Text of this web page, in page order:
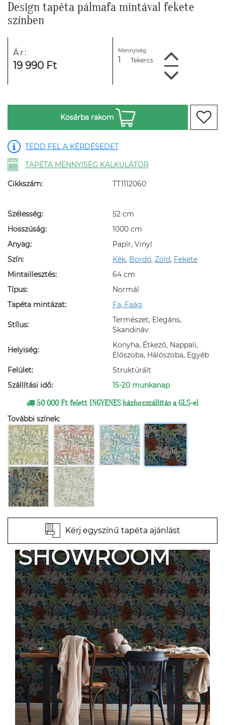
Design tapéta pálmafa mintával fekete
színben
Ár:
19 990 Ft
Mennyiség:
Tekercs
Kosárba rakom
TEDD FEL A KÉRDÉSEDET
TAPÉTA MENNYISÉG KALKULÁTOR
Cikkszám: TT1112060
Szélesség:
52 cm
Hosszúság:
1000 cm
Anyag:
Papír, Vinyl
Szín:
Kék, Bordó, Zöld, Fekete
Mintaillesztés:
64 cm
Típus:
Normál
Tapéta mintázat:
Fa, Faág
Stílus:
Természet, Elegáns,
Skandináv
Helyiség:
Konyha, Étkező, Nappali,
Előszoba, Hálószoba, Egyéb
Felület:
Struktúrált
Szállítási idő:
15-20 munkanap
50 000 Ft felett INGYENES házhozszállítás a GLS-el
További színek:
Kérj egyszínű tapéta ajánlást
SHOWROOM